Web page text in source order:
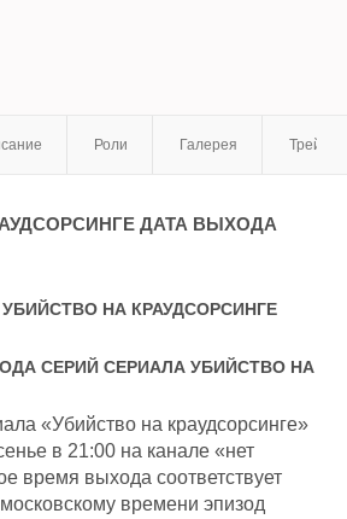
Роли Галерея
ДАТА ВЫХОДА
УБИЙСТВО НА КРАУДСОРСИНГЕ
СЕРИЙ СЕРИАЛА УБИЙСТВО НА
«Убийство на краудсорсинге»
в 21:00 на канале «нет
время выхода соответствует
времени эпизод